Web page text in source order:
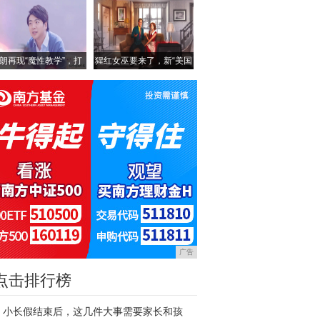
再现“魔性教学”，打 猩红女巫要来了，新“美国
广告
击排行榜
小长假结束后，这几件大事需要家长和孩